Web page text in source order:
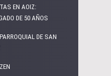
EN AOIZ:
DE 50 AÑOS
DE SAN